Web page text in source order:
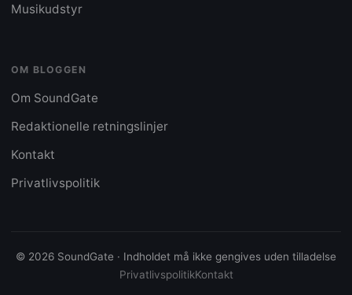
Musikudstyr
OM BLOGGEN
Om SoundGate
Redaktionelle retningslinjer
Kontakt
Privatlivspolitik
© 2026 SoundGate · Indholdet må ikke gengives uden tilladelse
PrivatlivspolitikKontakt